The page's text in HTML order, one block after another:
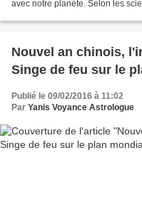
avec notre planète. Selon les
Nouvel an chinois,
Singe de feu sur le
Publié le 09/02/2016 à 11:02
Par Yanis Voyance Astrologue